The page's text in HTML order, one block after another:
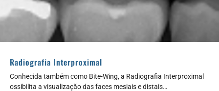
Radiografia Interproximal
Conhecida também como Bite-Wing, a Radiografia Interproximal
ossibilita a visualização das faces mesiais e distais…